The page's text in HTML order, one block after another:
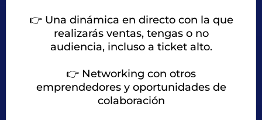
👉 Una dinámica en directo con la que
realizarás ventas, tengas o no
audiencia, incluso a ticket alto.
👉 Networking con otros
emprendedores y oportunidades de
colaboración